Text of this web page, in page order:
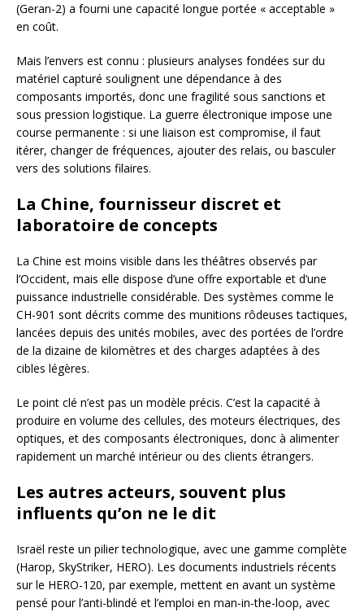
(Geran-2) a fourni une capacité longue portée « acceptable »
en coût.
Mais l’envers est connu : plusieurs analyses fondées sur du
matériel capturé soulignent une dépendance à des
composants importés, donc une fragilité sous sanctions et
sous pression logistique. La guerre électronique impose une
course permanente : si une liaison est compromise, il faut
itérer, changer de fréquences, ajouter des relais, ou basculer
vers des solutions filaires.
La Chine, fournisseur discret et
laboratoire de concepts
La Chine est moins visible dans les théâtres observés par
l’Occident, mais elle dispose d’une offre exportable et d’une
puissance industrielle considérable. Des systèmes comme le
CH-901 sont décrits comme des munitions rôdeuses tactiques,
lancées depuis des unités mobiles, avec des portées de l’ordre
de la dizaine de kilomètres et des charges adaptées à des
cibles légères.
Le point clé n’est pas un modèle précis. C’est la capacité à
produire en volume des cellules, des moteurs électriques, des
optiques, et des composants électroniques, donc à alimenter
rapidement un marché intérieur ou des clients étrangers.
Les autres acteurs, souvent plus
influents qu’on ne le dit
Israël reste un pilier technologique, avec une gamme complète
(Harop, SkyStriker, HERO). Les documents industriels récents
sur le HERO-120, par exemple, mettent en avant un système
pensé pour l’anti-blindé et l’emploi en man-in-the-loop, avec